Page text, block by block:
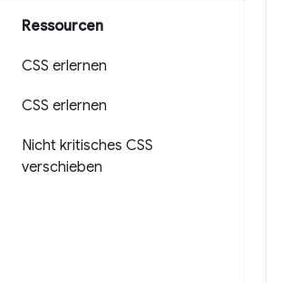
Ressourcen
CSS erlernen
CSS erlernen
Nicht kritisches CSS
verschieben